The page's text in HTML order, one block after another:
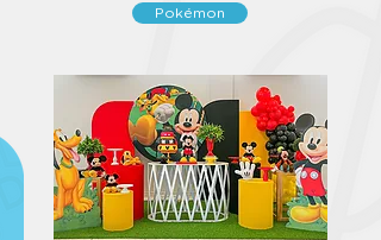
Pokémon